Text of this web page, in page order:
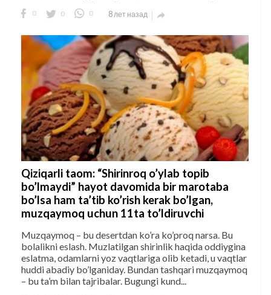
0 0 0 8 лет назад 
Qiziqarli taom: “Shirinroq o’ylab topib
bo’lmaydi” hayot davomida bir marotaba
bo’lsa ham ta’tib ko’rish kerak bo’lgan,
muzqaymoq uchun 11ta to’ldiruvchi
Muzqaymoq – bu desertdan ko’ra ko’proq narsa. Bu
bolalikni eslash. Muzlatilgan shirinlik haqida oddiygina
eslatma, odamlarni yoz vaqtlariga olib ketadi, u vaqtlar
huddi abadiy bo’lganiday. Bundan tashqari muzqaymoq
– bu ta’m bilan tajribalar. Bugungi kund...